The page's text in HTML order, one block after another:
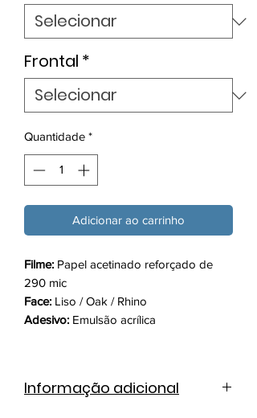
Frontal *
Quantidade *
Adicionar ao carrinho
Filme: Papel acetinado reforçado de
290 mic
Face: Liso / Oak / Rhino
Adesivo: Emulsão acrílica
Informação adicional